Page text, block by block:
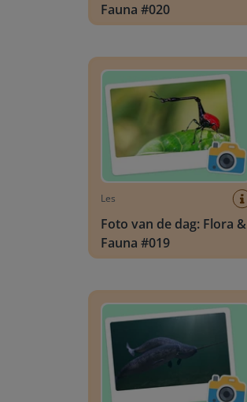
Fauna #020
Les
Foto van de dag: Flora &
Fauna #019